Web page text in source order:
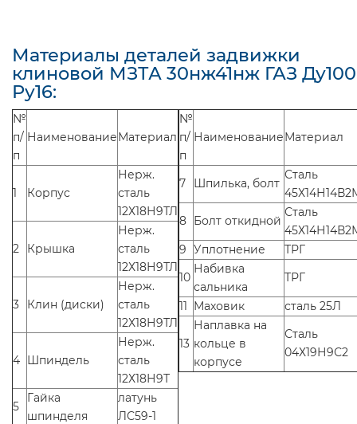
Материалы деталей задвижки
клиновой МЗТА 30нж41нж ГАЗ Ду100
Ру16:
№
п/
п
НаименованиеМатериал
1 Корпус
Нерж.
сталь
12Х18Н9ТЛ
2 Крышка
Нерж.
сталь
12Х18Н9ТЛ
3 Клин (диски)
Нерж.
сталь
12Х18Н9ТЛ
4 Шпиндель
Нерж.
сталь
12Х18Н9Т
5
Гайка
шпинделя
латунь
ЛС59-1
№
п/
п
НаименованиеМатериал
7 Шпилька, болт
Сталь
8 Болт откидной
Сталь
9 Уплотнение
ТРГ
10
Набивка
сальника
ТРГ
11 Маховик сталь 25Л
13
Наплавка на
кольце в
корпусе
Сталь
04Х19Н9С2